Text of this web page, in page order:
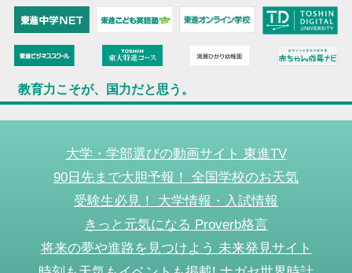
教育力こそが、国力だと思う。
大学・学部選びの動画サイト 東進TV
90日先まで大胆予報！ 全国学校のお天気
受験生必見！ 大学情報・入試情報
きっと元気になる Proverb格言
将来の夢や進路を見つけよう 未来発見サイト